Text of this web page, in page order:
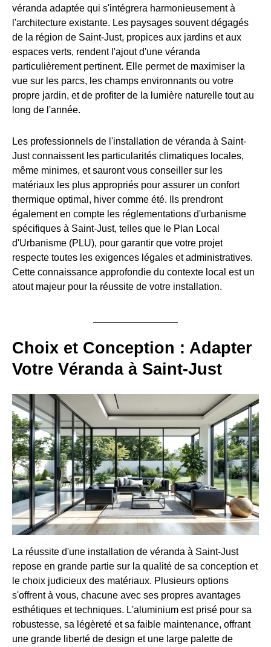
véranda adaptée qui s'intégrera harmonieusement à
l'architecture existante. Les paysages souvent dégagés
de la région de Saint-Just, propices aux jardins et aux
espaces verts, rendent l'ajout d'une véranda
particulièrement pertinent. Elle permet de maximiser la
vue sur les parcs, les champs environnants ou votre
propre jardin, et de profiter de la lumière naturelle tout au
long de l'année.
Les professionnels de l'installation de véranda à Saint-
Just connaissent les particularités climatiques locales,
même minimes, et sauront vous conseiller sur les
matériaux les plus appropriés pour assurer un confort
thermique optimal, hiver comme été. Ils prendront
également en compte les réglementations d'urbanisme
spécifiques à Saint-Just, telles que le Plan Local
d'Urbanisme (PLU), pour garantir que votre projet
respecte toutes les exigences légales et administratives.
Cette connaissance approfondie du contexte local est un
atout majeur pour la réussite de votre installation.
Choix et Conception : Adapter
Votre Véranda à Saint-Just
La réussite d'une installation de véranda à Saint-Just
repose en grande partie sur la qualité de sa conception et
le choix judicieux des matériaux. Plusieurs options
s'offrent à vous, chacune avec ses propres avantages
esthétiques et techniques. L'aluminium est prisé pour sa
robustesse, sa légèreté et sa faible maintenance, offrant
une grande liberté de design et une large palette de